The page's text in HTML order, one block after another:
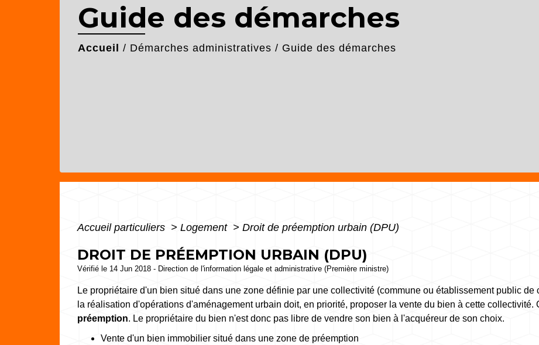
Guide des démarches
Accueil / Démarches administratives / Guide des démarches
Accueil particuliers > Logement > Droit de préemption urbain (DPU)
DROIT DE PRÉEMPTION URBAIN (DPU)
Vérifié le 14 Jun 2018 - Direction de l'information légale et administrative (Première ministre)
Le propriétaire d'un bien situé dans une zone définie par une collectivité (commune ou établissement public
la réalisation d'opérations d'aménagement urbain doit, en priorité, proposer la vente du bien à cette collectivité.
préemption. Le propriétaire du bien n'est donc pas libre de vendre son bien à l'acquéreur de son choix.
Vente d'un bien immobilier situé dans une zone de préemption